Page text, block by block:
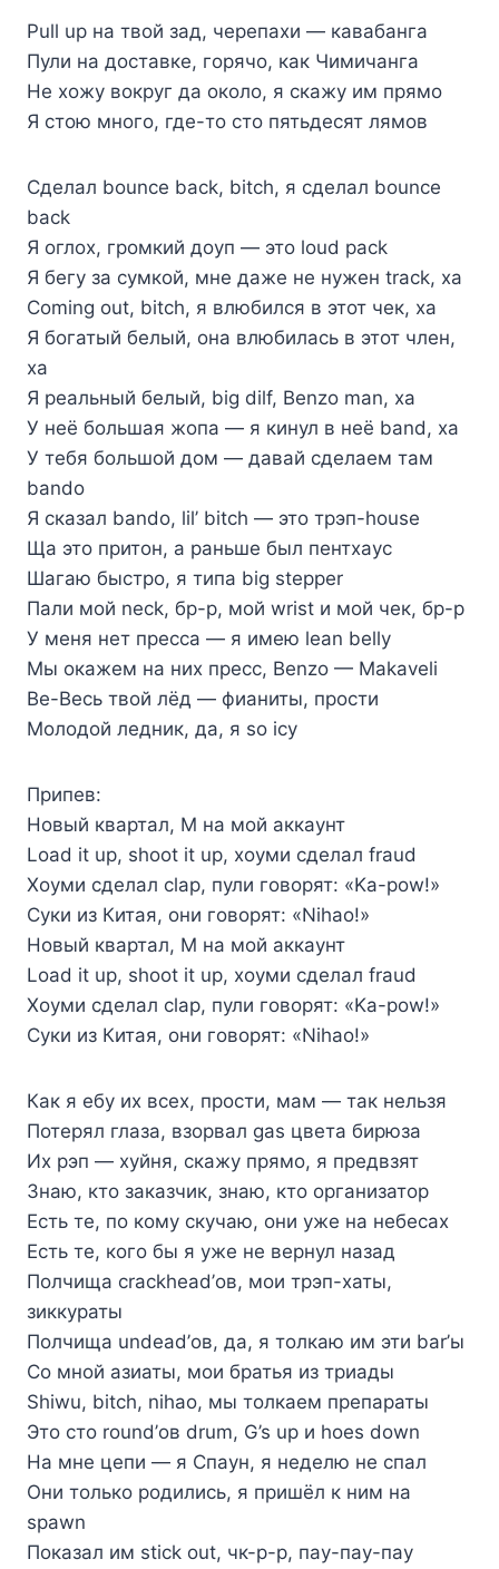
Pull up на твой зад, черепахи — кавабанга
Пули на доставке, горячо, как Чимичанга
Не хожу вокруг да около, я скажу им прямо
Я стою много, где-то сто пятьдесят лямов
Сделал bounce back, bitch, я сделал bounce
back
Я оглох, громкий доуп — это loud pack
Я бегу за сумкой, мне даже не нужен track, ха
Coming out, bitch, я влюбился в этот чек, ха
Я богатый белый, она влюбилась в этот член,
ха
Я реальный белый, big dilf, Benzo man, ха
У неё большая жопа — я кинул в неё band, ха
У тебя большой дом — давай сделаем там
bando
Я сказал bando, lil’ bitch — это трэп-house
Ща это притон, а раньше был пентхаус
Шагаю быстро, я типа big stepper
Пали мой neck, бр-р, мой wrist и мой чек, бр-р
У меня нет пресса — я имею lean belly
Мы окажем на них пресс, Benzo — Makaveli
Ве-Весь твой лёд — фианиты, прости
Молодой ледник, да, я so icy
Припев:
Новый квартал, M на мой аккаунт
Load it up, shoot it up, хоуми сделал fraud
Хоуми сделал clap, пули говорят: «Ka-pow!»
Суки из Китая, они говорят: «Nihao!»
Новый квартал, M на мой аккаунт
Load it up, shoot it up, хоуми сделал fraud
Хоуми сделал clap, пули говорят: «Ka-pow!»
Суки из Китая, они говорят: «Nihao!»
Как я ебу их всех, прости, мам — так нельзя
Потерял глаза, взорвал gas цвета бирюза
Их рэп — хуйня, скажу прямо, я предвзят
Знаю, кто заказчик, знаю, кто организатор
Есть те, по кому скучаю, они уже на небесах
Есть те, кого бы я уже не вернул назад
Полчища crackhead’ов, мои трэп-хаты,
зиккураты
Полчища undead’ов, да, я толкаю им эти bar’ы
Со мной азиаты, мои братья из триады
Shiwu, bitch, nihao, мы толкаем препараты
Это сто round’ов drum, G’s up и hoes down
На мне цепи — я Спаун, я неделю не спал
Они только родились, я пришёл к ним на
spawn
Показал им stick out, чк-р-р, пау-пау-пау